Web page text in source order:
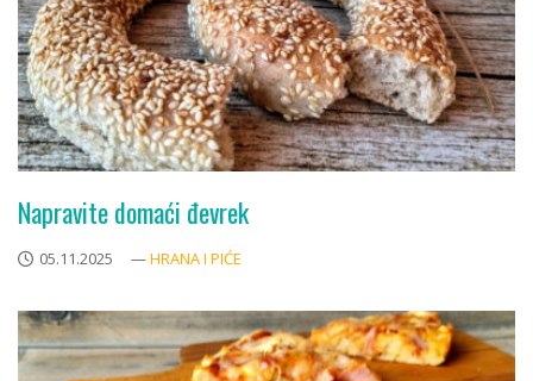
Napravite domaći đevrek
05.11.2025 —HRANA I PIĆE